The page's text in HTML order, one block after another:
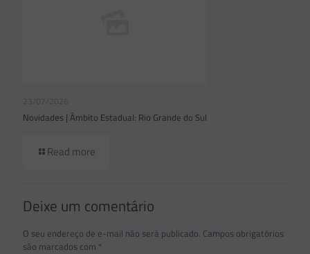
23/07/2026
Novidades | Âmbito Estadual: Rio Grande do Sul
Read more
Deixe um comentário
O seu endereço de e-mail não será publicado. Campos obrigatórios
são marcados com *